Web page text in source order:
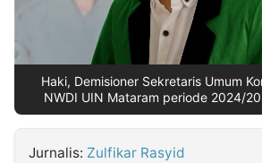
Haki, Demisioner Sekretaris Umum
NWDI UIN Mataram periode 2024/
Jurnalis: Zulfikar Rasyid